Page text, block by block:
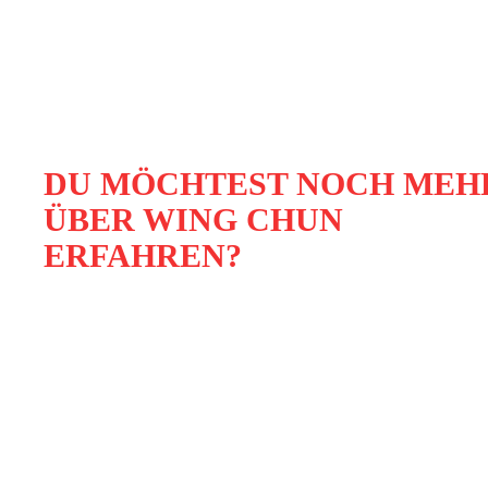
DU MÖCHTEST NOCH
ÜBER WING CHUN
ERFAHREN?